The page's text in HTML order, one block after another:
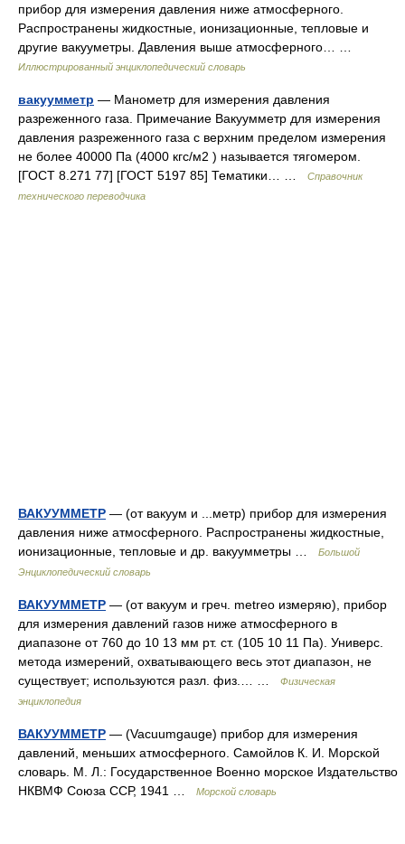
прибор для измерения давления ниже атмосферного.
Распространены жидкостные, ионизационные, тепловые и
другие вакууметры. Давления выше атмосферного… …
Иллюстрированный энциклопедический словарь
вакуумметр — Манометр для измерения давления
разреженного газа. Примечание Вакуумметр для измерения
давления разреженного газа с верхним пределом измерения
не более 40000 Па (4000 кгс/м2 ) называется тягомером.
[ГОСТ 8.271 77] [ГОСТ 5197 85] Тематики… …
Справочник
технического переводчика
ВАКУУММЕТР — (от вакуум и ...метр) прибор для измерения
давления ниже атмосферного. Распространены жидкостные,
ионизационные, тепловые и др. вакуумметры …
Большой
Энциклопедический словарь
ВАКУУММЕТР — (от вакуум и греч. metreo измеряю), прибор
для измерения давлений газов ниже атмосферного в
диапазоне от 760 до 10 13 мм рт. ст. (105 10 11 Па). Универс.
метода измерений, охватывающего весь этот диапазон, не
существует; используются разл. физ.… …
Физическая
энциклопедия
ВАКУУММЕТР — (Vacuumgauge) прибор для измерения
давлений, меньших атмосферного. Самойлов К. И. Морской
словарь. М. Л.: Государственное Военно морское Издательство
НКВМФ Союза ССР, 1941 …
Морской словарь